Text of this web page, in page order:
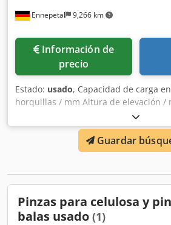
Ennepetal 9,266 km
Información de
precio
Estado: usado, Capacidad de carga
horquillas / mm Altura de elevación /
batería HOPPECKE D400 45.6/200 FT
la batería: 104 Ah Tensión nominal
Tensión de carga: 1,60 V/celda
V/celda Corriente de carga: 200A
Guardar
Pinzas para celulosa y
balas usado (1)